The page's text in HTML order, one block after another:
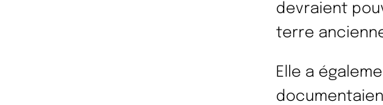
devraient
terre
Elle a